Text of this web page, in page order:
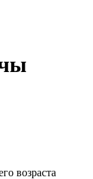
возраста